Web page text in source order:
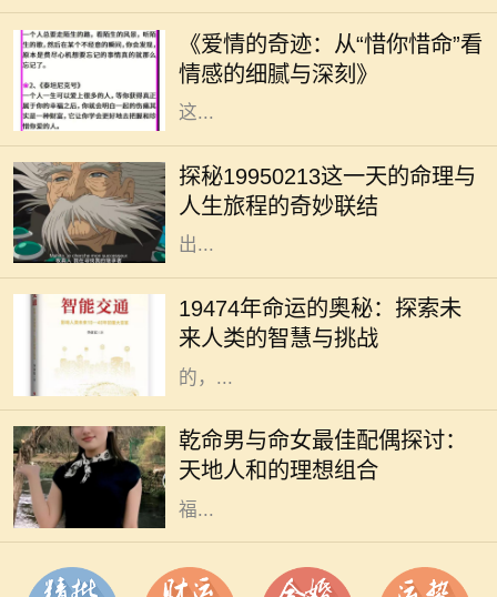
《爱情的奇迹：从“惜你惜命”看
情感的细腻与深刻》
越来越稀薄。然而，在某些情感的角
落，却依旧有一种深沉而细腻的情感
在悄然滋长。那就是“惜你惜命”。
这...
探秘19950213这一天的命理与
人生旅程的奇妙联结
在命理学中，每个人的生日都承载着
独特的命运密码。1995年2月13日，
这一天的出生者往往被认为拥有丰富
的内在潜能与无限的可能性。那么，
出...
19474年命运的奥秘：探索未
来人类的智慧与挑战
19474年，这一神秘的年份似乎充满
了无尽的可能性与挑战。对于每一个
生命而言，命运从来没有固定的答
案。在这未来的年代间，人们所经历
的，...
乾命男与命女最佳配偶探讨：
天地人和的理想组合
在中华传统命理学中，命理不仅可以
影响一个人的性格和命运，还可以影
响其与他人的相处和和谐程度。尤其
是夫妻之间的配合，更是影响生活幸
福...